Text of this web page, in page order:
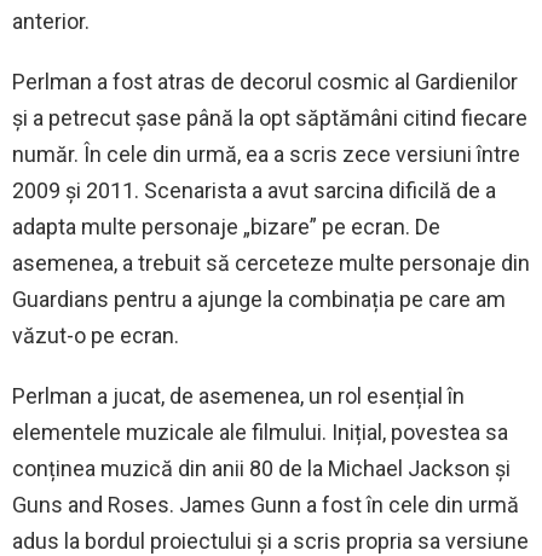
anterior.
Perlman a fost atras de decorul cosmic al Gardienilor
și a petrecut șase până la opt săptămâni citind fiecare
număr. În cele din urmă, ea a scris zece versiuni între
2009 și 2011. Scenarista a avut sarcina dificilă de a
adapta multe personaje „bizare” pe ecran. De
asemenea, a trebuit să cerceteze multe personaje din
Guardians pentru a ajunge la combinația pe care am
văzut-o pe ecran.
Perlman a jucat, de asemenea, un rol esențial în
elementele muzicale ale filmului. Inițial, povestea sa
conținea muzică din anii 80 de la Michael Jackson și
Guns and Roses. James Gunn a fost în cele din urmă
adus la bordul proiectului și a scris propria sa versiune